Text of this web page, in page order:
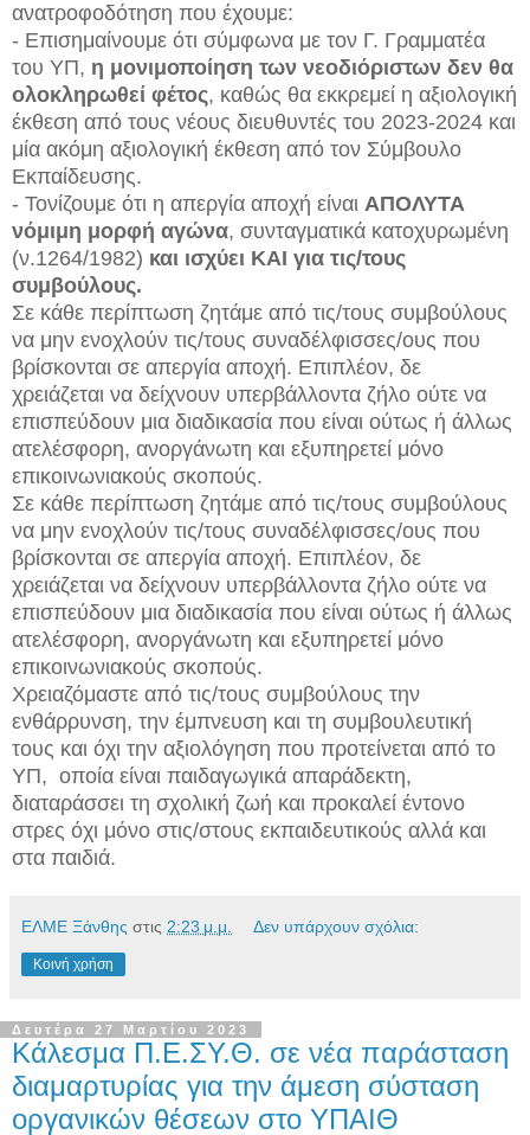
ανατροφοδότηση που έχουμε:
- Επισημαίνουμε ότι σύμφωνα με τον Γ. Γραμματέα
του ΥΠ, η μονιμοποίηση των νεοδιόριστων δεν θα
ολοκληρωθεί φέτος, καθώς θα εκκρεμεί η αξιολογική
έκθεση από τους νέους διευθυντές του 2023-2024 και
μία ακόμη αξιολογική έκθεση από τον Σύμβουλο
Εκπαίδευσης.
- Τονίζουμε ότι η απεργία αποχή είναι ΑΠΟΛΥΤΑ
νόμιμη μορφή αγώνα, συνταγματικά κατοχυρωμένη
(ν.1264/1982) και ισχύει ΚΑΙ για τις/τους
συμβούλους.
Σε κάθε περίπτωση ζητάμε από τις/τους συμβούλους
να μην ενοχλούν τις/τους συναδέλφισσες/ους που
βρίσκονται σε απεργία αποχή. Επιπλέον, δε
χρειάζεται να δείχνουν υπερβάλλοντα ζήλο ούτε να
επισπεύδουν μια διαδικασία που είναι ούτως ή άλλως
ατελέσφορη, ανοργάνωτη και εξυπηρετεί μόνο
επικοινωνιακούς σκοπούς.
​Σε κάθε περίπτωση ζητάμε από τις/τους συμβούλους
να μην ενοχλούν τις/τους συναδέλφισσες/ους που
βρίσκονται σε απεργία αποχή. Επιπλέον, δε
χρειάζεται να δείχνουν υπερβάλλοντα ζήλο ούτε να
επισπεύδουν μια διαδικασία που είναι ούτως ή άλλως
ατελέσφορη, ανοργάνωτη και εξυπηρετεί μόνο
επικοινωνιακούς σκοπούς.
Χρειαζόμαστε από τις/τους συμβούλους την
ενθάρρυνση, την έμπνευση και τη συμβουλευτική
τους​ και όχι την αξιολόγηση που προτείνεται από το
ΥΠ​,​ ​ οποία ​είναι παιδαγωγικά απαράδεκτη,
διαταράσσει τη σχολική ζωή και προκαλεί έντονο
στρες όχι μόνο στις/στους εκπαιδευτικούς αλλά και ​
στα παιδιά.
ΕΛΜΕ Ξάνθης στις 2:23 μ.μ. Δεν υπάρχουν σχόλια:
Κοινή χρήση
Δευτέρα 27 Μαρτίου 2023
Κάλεσμα Π.Ε.ΣΥ.Θ. σε νέα παράσταση
διαμαρτυρίας για την άμεση σύσταση
οργανικών θέσεων στο ΥΠΑΙΘ